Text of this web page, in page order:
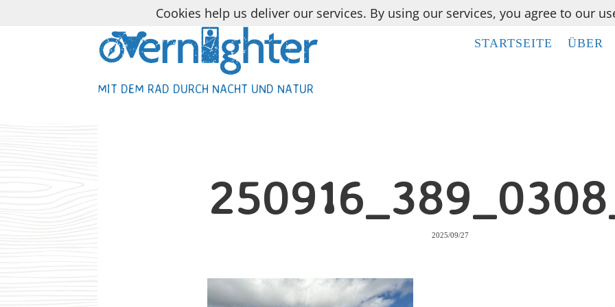
STARTSEITE ÜBER
MIT DEM RAD DURCH NACHT UND NATUR
STARTSEITE ÜBER
MIT DEM RAD DURCH NACHT UND NATUR
2025/09/27
Cookies help us deliver our services. By using our services, you agree to our